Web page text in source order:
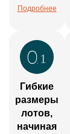
Подробнее
Гибкие
размеры
лотов,
начиная